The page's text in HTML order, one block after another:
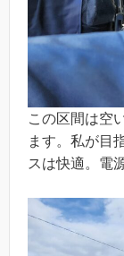
この区間は空
ます。私が目
スは快適。電